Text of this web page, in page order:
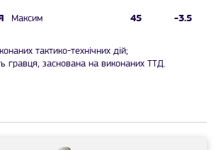
Максим 45 -3.5
тактико-технічних дій;
гравця, заснована на виконаних ТТД.